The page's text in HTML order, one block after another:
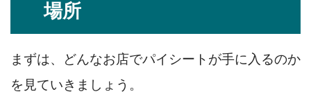
場所
まずは、どんなお店でパイシートが手に入るのか
を見ていきましょう。